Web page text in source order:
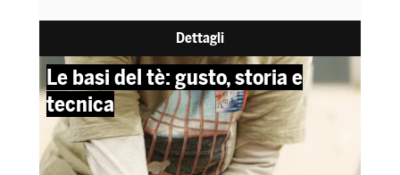
Dettagli
Le basi del tè: gusto, storia e
tecnica